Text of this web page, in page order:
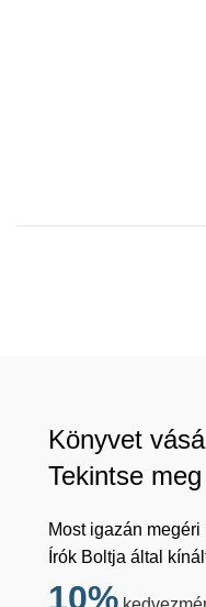
Könyvet
Tekintse
Most igazán
Írók Boltja által
10%